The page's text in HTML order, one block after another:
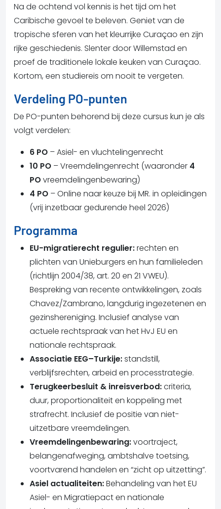
Na de ochtend vol kennis is het tijd om het
Caribische gevoel te beleven. Geniet van de
tropische sferen van het kleurrijke Curaçao en zijn
rijke geschiedenis. Slenter door Willemstad en
proef de traditionele lokale keuken van Curaçao.
Kortom, een studiereis om nooit te vergeten.
Verdeling PO-punten
De PO-punten behorend bij deze cursus kun je als
volgt verdelen:
6 PO – Asiel- en vluchtelingenrecht
10 PO – Vreemdelingenrecht (waaronder 4
POvreemdelingenbewaring)
4 PO – Online naar keuze bij MR. in opleidingen
(vrij inzetbaar gedurende heel 2026)
Programma
EU-migratierecht regulier:rechten en
plichten van Unieburgers en hun familieleden
(richtlijn 2004/38, art. 20 en 21 VWEU).
Bespreking van recente ontwikkelingen, zoals
Chavez/Zambrano, langdurig ingezetenen en
gezinshereniging. Inclusief analyse van
actuele rechtspraak van het HvJ EU en
nationale rechtspraak.
Associatie EEG–Turkije:standstill,
verblijfsrechten, arbeid en processtrategie.
Terugkeerbesluit & inreisverbod:criteria,
duur, proportionaliteit en koppeling met
strafrecht. Inclusief de positie van niet-
uitzetbare vreemdelingen.
Vreemdelingenbewaring:voortraject,
belangenafweging, ambtshalve toetsing,
voortvarend handelen en “zicht op uitzetting”.
Asiel actualiteiten:Behandeling van het EU
Asiel- en Migratiepact en nationale